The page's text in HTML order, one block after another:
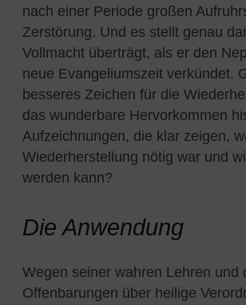
nach einer Periode großen
Zerstörung. Und es stellt genau
Vollmacht überträgt, als er den
neue Evangeliumszeit verkündet.
besseres Zeichen für die
das wunderbare Hervorkommen
Aufzeichnungen, die klar zeigen,
Wiederherstellung nötig war und
werden kann?
Die Anwendung
Wegen seiner wahren Lehren und
Offenbarungen über heilige